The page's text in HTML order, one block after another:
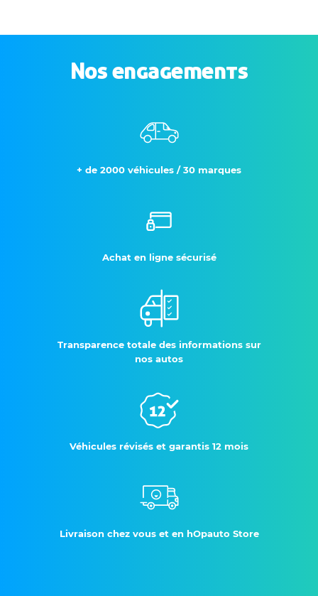
Nos engagements
+ de 2000 véhicules / 30 marques
Achat en ligne sécurisé
Transparence totale des informations sur
nos autos
Véhicules révisés et garantis 12 mois
Livraison chez vous et en hOpauto Store